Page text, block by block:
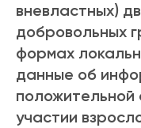
вневластных)
добровольных
формах
данные об
положительной
участии